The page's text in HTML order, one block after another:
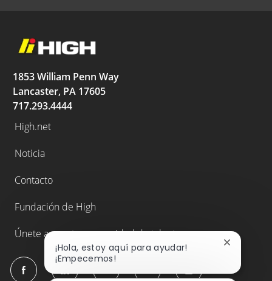
1853 William Penn Way
Lancaster, PA 17605
717.293.4444
High.net
Noticia
Contacto
Fundación de High
Únete a nuestra comunidad de talentos
follow
¡Hola, estoy aquí para ayudar!
¡Empecemos!
Cerrar
de